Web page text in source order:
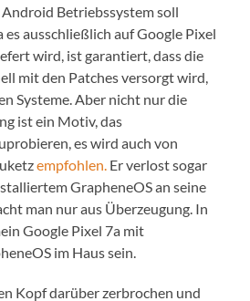
Betriebssystem soll
es ausschließlich auf Google Pixel
wird, ist garantiert, dass die
mit den Patches versorgt wird,
Systeme. Aber nicht nur die
ist ein Motiv, das
es wird auch von
empfohlen. Er verlost sogar
GrapheneOS an seine
man nur aus Überzeugung. In
Google Pixel 7a mit
im Haus sein.
Kopf darüber zerbrochen und